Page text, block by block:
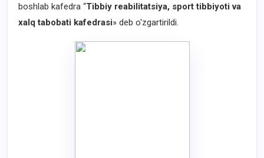
boshlab kafedra “Tibbiy reabilitatsiya, sport tibbiyoti va
xalq tabobati kafedrasi» deb o'zgartirildi.